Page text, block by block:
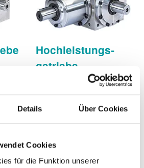
Details Über Cookies
Cookies
für die Funktion unserer
Hochleistungs­
getriebe